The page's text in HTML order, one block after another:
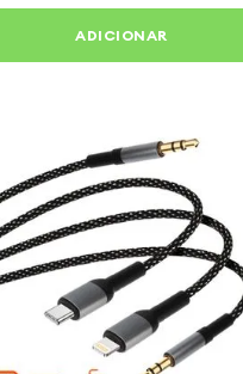
ADICIONAR